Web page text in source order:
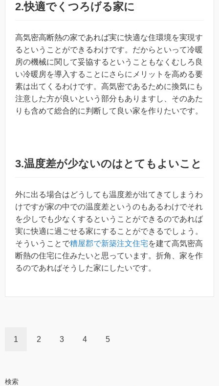
2.快適でくつろげる家に
高気密高断熱の家であれば実に快適な住環境を実現す
るということができるわけです。だからといって冷暖
房の機械に関して妥協するということもなくむしろ良
い冷暖房を導入することにさらにメリットを高める要
素は出てくるわけです。高気密であるために換気にも
注意した方が良いという部分もありますし、そのあた
りも含めて総合的に判断して良い家を作りたいです。
3.温度差が少ないのはとてもよいこと
外に出る場合はどうしても温度差が出てきてしまうわ
けですが家の中での温度差というのもあるわけでそれ
を少しでも少なくするということができるのであれば
実に快適に過ごせる家にすることができるでしょう。
そういうことで糟屋郡で新築注文住宅を建て高気密高
断熱の住宅に住みたいと思っています。折角、家を作
るのであればそうした家にしたいです。
1 2 3 4 5
検索